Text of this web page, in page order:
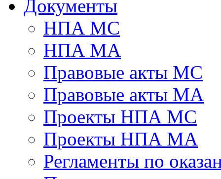
Документы
НПА МС
НПА МА
Правовые акты МС
Правовые акты МА
Проекты НПА МС
Проекты НПА МА
Регламенты по